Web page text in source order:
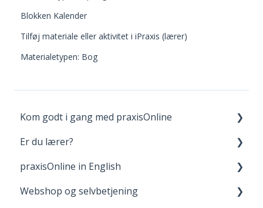
Kom godt i gang med praxisOnline
Opret bruger og login
Dine materialer på praxisOnline
Hjælp til tekniske udfordringer
Er du lærer?
Fagpakker
webBog og eBog+
praxisOnline in English
Manage Your Account
Webshop og selvbetjening
Blokken Kalender
Tilføj materiale eller aktivitet i iPraxis (lærer)
Materialetypen: Bog